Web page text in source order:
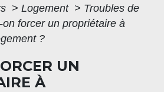
> Logement > Troubles de
on forcer un propriétaire à
?
UN
À